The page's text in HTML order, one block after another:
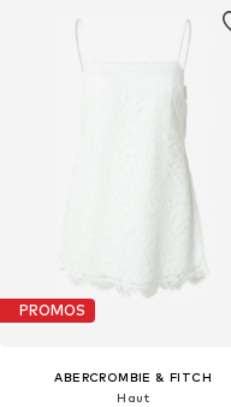
PROMOS
ABERCROMBIE & FITCH
Haut